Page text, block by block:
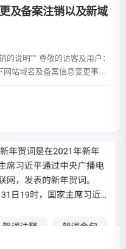
及备案注销以及新域
说明** 尊敬的访客及用户：
站域名及备案信息变更事宜